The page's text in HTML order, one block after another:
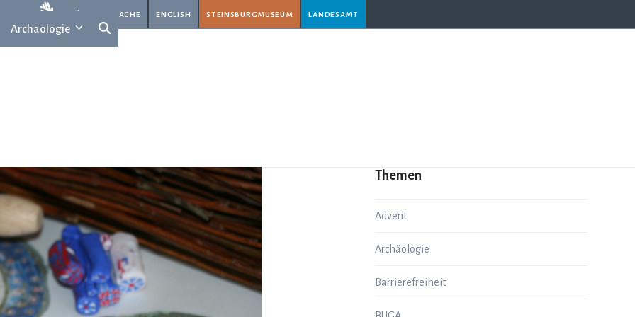
gebärdensprache english steinsburgmuseum landesamt
Archäologie
Themen
Advent
Archäologie
Barrierefreiheit